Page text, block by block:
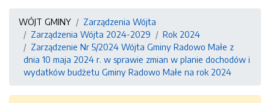
WÓJT GMINY
Zarządzenia Wójta
Zarządzenia Wójta 2024-2029
Rok 2024
Zarządzenie Nr 5/2024 Wójta Gminy Radowo Małe z
dnia 10 maja 2024 r. w sprawie zmian w planie dochodów i
wydatków budżetu Gminy Radowo Małe na rok 2024